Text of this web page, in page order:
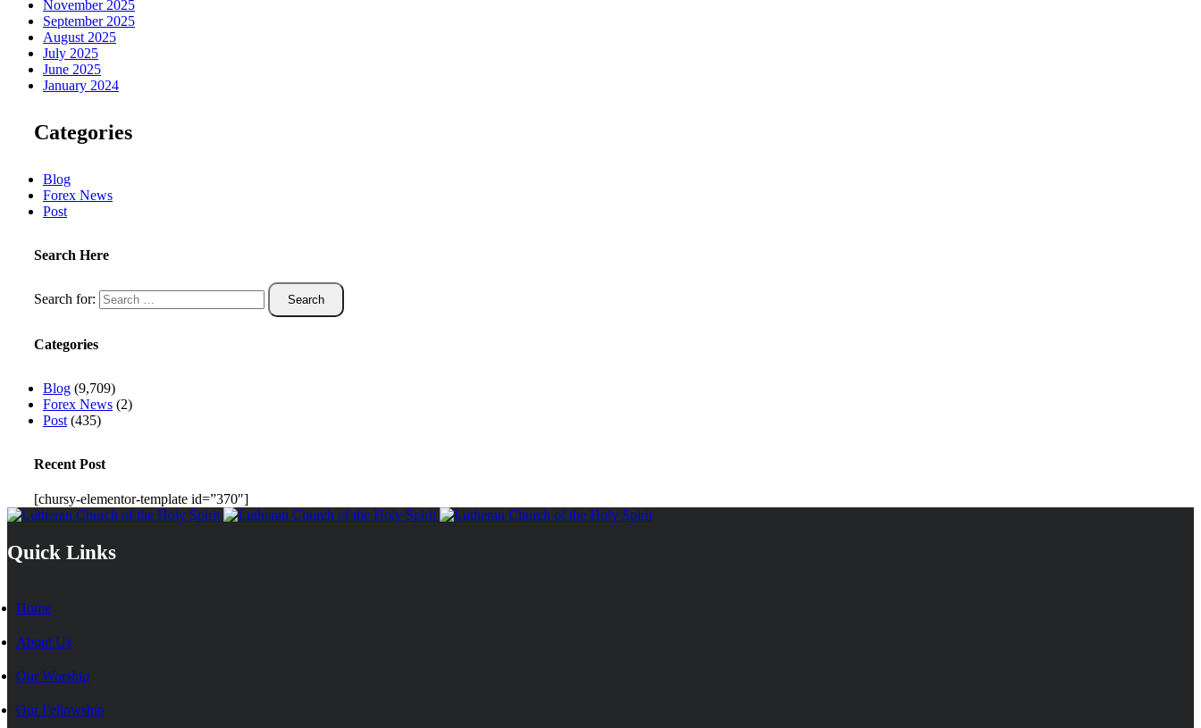
November 2025
September 2025
August 2025
July 2025
June 2025
January 2024
Categories
Blog
Forex News
Post
Search Here
Search for:
Categories
Blog (9,709)
Forex News (2)
Post (435)
Recent Post
[chursy-elementor-template id=”370″]
Quick Links
Home
About Us
Our Worship
Our Fellowship